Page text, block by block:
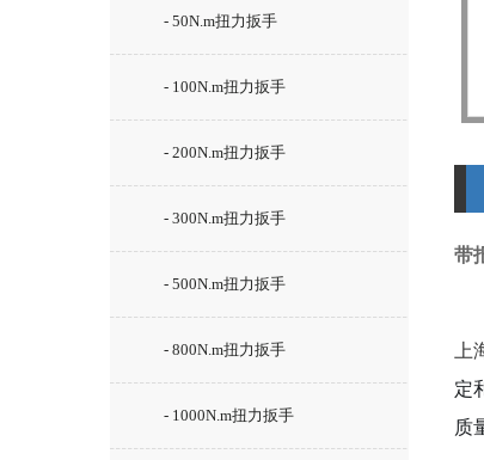
- 50N.m扭力扳手
- 100N.m扭力扳手
- 200N.m扭力扳手
- 300N.m扭力扳手
- 500N.m扭力扳手
- 800N.m扭力扳手
- 1000N.m扭力扳手
带
定
质